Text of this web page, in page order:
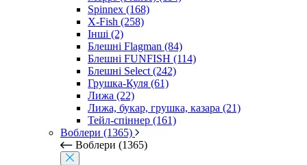
Spinnex (168)
X-Fish (258)
Інші (2)
Блешні Flagman (84)
Блешні FUNFISH (114)
Блешні Select (242)
Грушка-Куля (61)
Лижа (22)
Лижа, букар, грушка, казара (21)
Тейл-спіннер (161)
Воблери (1365)
Воблери (1365)